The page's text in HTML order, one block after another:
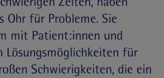
Ohr für Probleme. Sie
mit Patient:innen und
Lösungsmöglichkeiten für
Schwierigkeiten, die ein